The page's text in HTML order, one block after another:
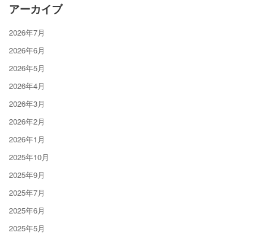
アーカイブ
2026年7月
2026年6月
2026年5月
2026年4月
2026年3月
2026年2月
2026年1月
2025年10月
2025年9月
2025年7月
2025年6月
2025年5月